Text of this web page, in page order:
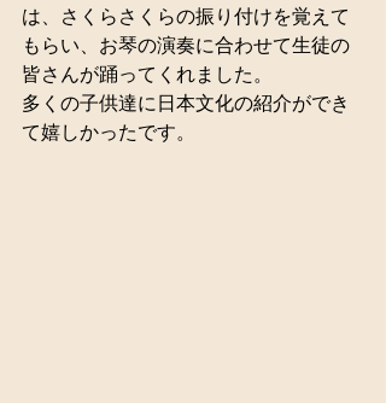
は、さくらさくらの振り付けを覚えて
もらい、お琴の演奏に合わせて生徒の
皆さんが踊ってくれました。
多くの子供達に日本文化の紹介ができ
て嬉しかったです。